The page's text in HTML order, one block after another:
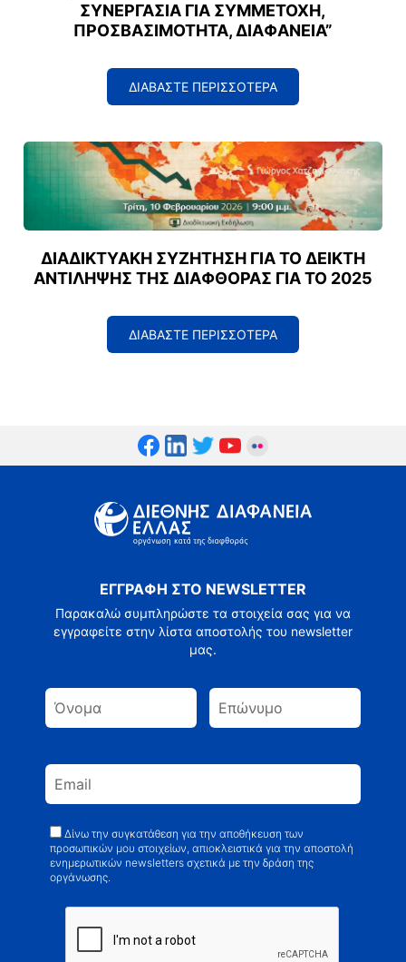
ΣΥΝΕΡΓΑΣΊΑ ΓΙΑ ΣΥΜΜΕΤΟΧΉ,
ΠΡΟΣΒΑΣΙΜΌΤΗΤΑ, ΔΙΑΦΆΝΕΙΑ”
ΔΙΑΒΑΣΤΕ ΠΕΡΙΣΣΟΤΕΡΑ
ΔΙΑΔΙΚΤΥΑΚΉ ΣΥΖΉΤΗΣΗ ΓΙΑ ΤΟ ΔΕΊΚΤΗ
ΑΝΤΊΛΗΨΗΣ ΤΗΣ ΔΙΑΦΘΟΡΆΣ ΓΙΑ ΤΟ 2025
ΔΙΑΒΑΣΤΕ ΠΕΡΙΣΣΟΤΕΡΑ
ΕΓΓΡΑΦΗ ΣΤΟ NEWSLETTER
Παρακαλώ συμπληρώστε τα στοιχεία σας για να
εγγραφείτε στην λίστα αποστολής του newsletter
μας.
Δίνω την συγκατάθεση για την αποθήκευση των
προσωπικών μου στοιχείων, απιοκλειστικά για την αποστολή
ενημερωτικών newsletters σχετικά με την δράση της
οργάνωσης.